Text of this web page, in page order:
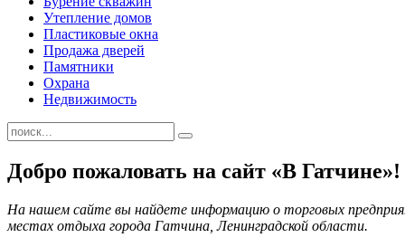
Утепление домов
Пластиковые окна
Продажа дверей
Памятники
Охрана
Недвижимость
Добро пожаловать на сайт «В Гатчине»!
На нашем сайте вы найдете информацию о торговых
местах отдыха города Гатчина, Ленинградской области.